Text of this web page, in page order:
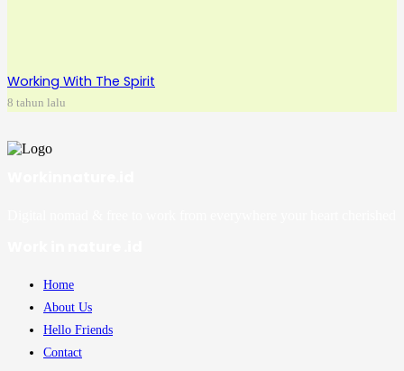
Working With The Spirit
8 tahun lalu
Home
About Us
Hello Friends
Contact